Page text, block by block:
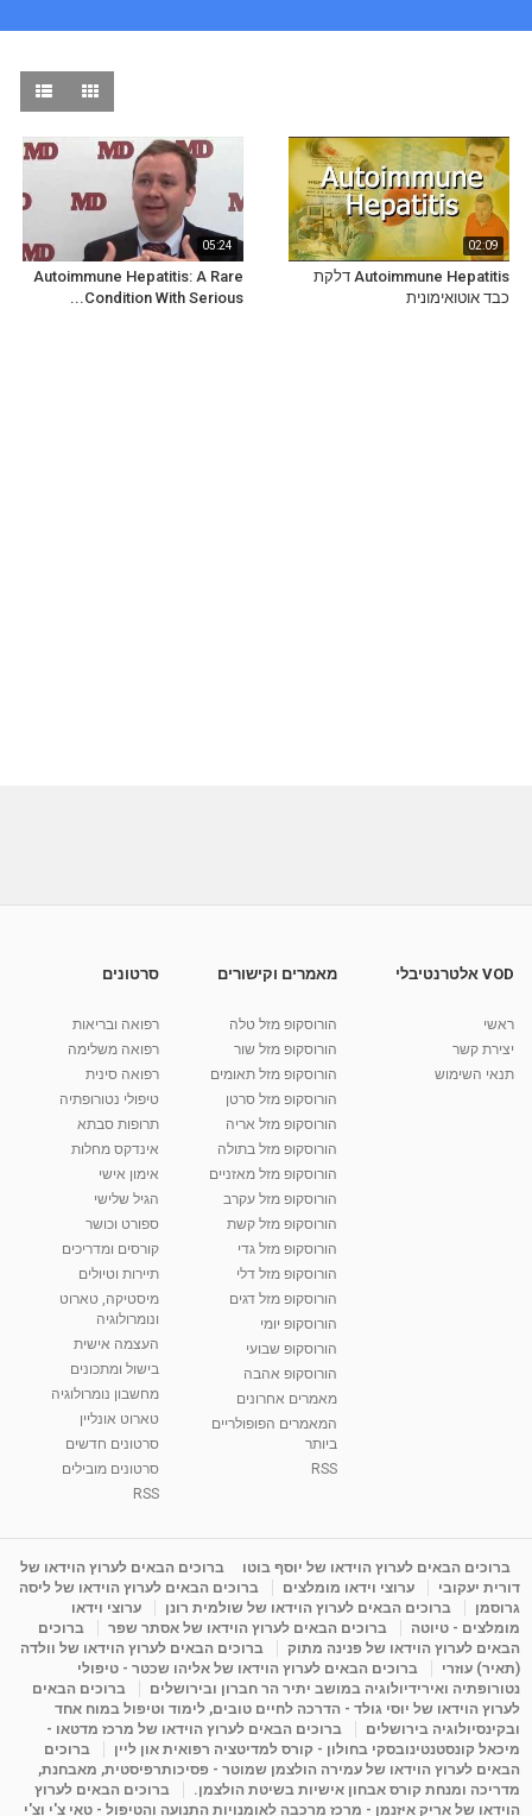
02:09
Autoimmune Hepatitis דלקת
כבד אוטואימונית
05:24
Autoimmune Hepatitis: A Rare
Condition With Serious...
VOD אלטרנטיבלי
ראשי
יצירת קשר
תנאי השימוש
מאמרים וקישורים
הורוסקופ מזל טלה
הורוסקופ מזל שור
הורוסקופ מזל תאומים
הורוסקופ מזל סרטן
הורוסקופ מזל אריה
הורוסקופ מזל בתולה
הורוסקופ מזל מאזניים
הורוסקופ מזל עקרב
הורוסקופ מזל קשת
הורוסקופ מזל גדי
הורוסקופ מזל דלי
הורוסקופ מזל דגים
הורוסקופ יומי
הורוסקופ שבועי
הורוסקופ אהבה
מאמרים אחרונים
המאמרים הפופולריים
ביותר
RSS
סרטונים
רפואה ובריאות
רפואה משלימה
רפואה סינית
טיפולי נטורופתיה
תרופות סבתא
אינדקס מחלות
אימון אישי
הגיל שלישי
ספורט וכושר
קורסים ומדריכים
תיירות וטיולים
מיסטיקה, טארוט
ונומרולוגיה
העצמה אישית
בישול ומתכונים
מחשבון נומרולוגיה
טארוט אונליין
סרטונים חדשים
סרטונים מובילים
RSS
ברוכים הבאים לערוץ הוידאו של יוסף בוטו
ברוכים הבאים לערוץ הוידאו של
דורית יעקובי
ערוצי וידאו מומלצים
ברוכים הבאים לערוץ הוידאו של ליסה
גרוסמן
ברוכים הבאים לערוץ הוידאו של שולמית רונן
ערוצי וידאו
מומלצים - טיוטה
ברוכים הבאים לערוץ הוידאו של אסתר שפר
ברוכים
הבאים לערוץ הוידאו של פנינה מתוק
ברוכים הבאים לערוץ הוידאו של וולדה
(תאיר) עוזרי
ברוכים הבאים לערוץ הוידאו של אליהו שכטר - טיפולי
נטורופתיה ואירידיולוגיה במושב יתיר הר חברון ובירושלים
ברוכים הבאים
לערוץ הוידאו של יוסי גולד - הדרכה לחיים טובים, לימוד וטיפול במוח אחד
ובקינסיולוגיה בירושלים
ברוכים הבאים לערוץ הוידאו של מרכז מדטאו -
מיכאל קונסטנטינובסקי בחולון - קורס למדיטציה רפואית און ליין
ברוכים
הבאים לערוץ הוידאו של עמירה הולצמן שמוטר - פסיכותרפיסטית, מאבחנת,
מדריכה ומנחת קורס אבחון אישיות בשיטת הולצמן.
ברוכים הבאים לערוץ
הוידאו של אריק איזנמן - מרכז מרכבה לאומנויות התנועה והטיפול - טאי צ'י וצ'י